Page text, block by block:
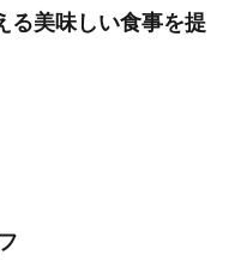
る美味しい食事を提